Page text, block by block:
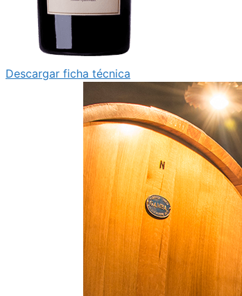
Descargar ficha técnica